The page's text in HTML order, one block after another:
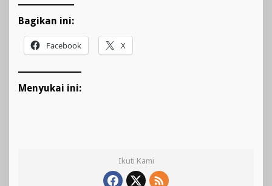
Bagikan ini:
Facebook X
Menyukai ini:
Ikuti Kami